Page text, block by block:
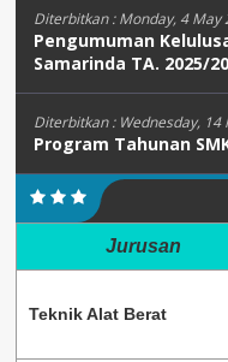
Diterbitkan :Monday, 4 May
Pengumuman
Samarinda TA. 2025/
Diterbitkan : Wednesday, 14
Program Tahunan
Jurusan
Teknik Alat Berat